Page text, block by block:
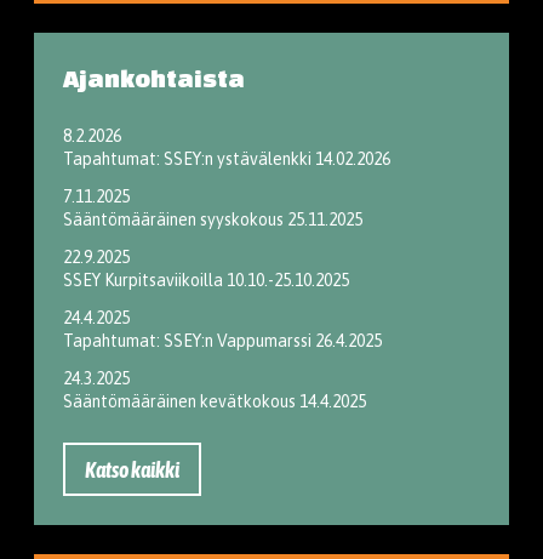
Ajankohtaista
8.2.2026
Tapahtumat: SSEY:n ystävälenkki 14.02.2026
7.11.2025
Sääntömääräinen syyskokous 25.11.2025
22.9.2025
SSEY Kurpitsaviikoilla 10.10.-25.10.2025
24.4.2025
Tapahtumat: SSEY:n Vappumarssi 26.4.2025
24.3.2025
Sääntömääräinen kevätkokous 14.4.2025
Katso kaikki